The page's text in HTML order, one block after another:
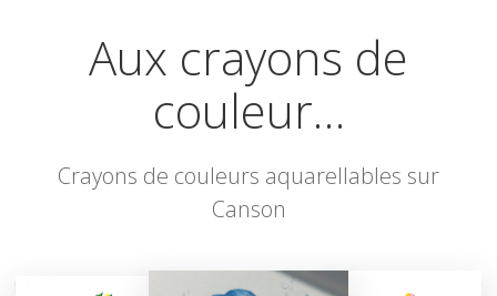
Aux crayons de
couleur…
Crayons de couleurs aquarellables sur
Canson